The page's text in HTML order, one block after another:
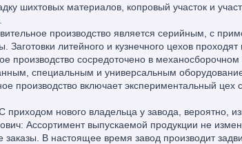
шихтовых материалов, копровый участок и
производство является серийным, с
Заготовки литейного и кузнечного цехов
производство сосредоточено в
специальным и универсальным
производство включает экспериментальный цех
приходом нового владельца у завода, вероятно,
Ассортимент выпускаемой продукции не
заказы. В настоящее время завод производит